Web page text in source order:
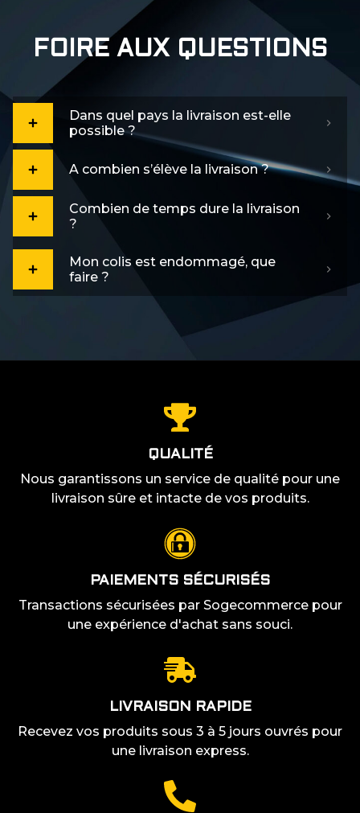
FOIRE AUX QUESTIONS
Dans quel pays la livraison est-elle
possible ?
A combien s’élève la livraison ?
Combien de temps dure la livraison
?
Mon colis est endommagé, que
faire ?
QUALITÉ
Nous garantissons un service de qualité pour une
livraison sûre et intacte de vos produits.
PAIEMENTS SÉCURISÉS
Transactions sécurisées par Sogecommerce pour
une expérience d'achat sans souci.
LIVRAISON RAPIDE
Recevez vos produits sous 3 à 5 jours ouvrés pour
une livraison express.